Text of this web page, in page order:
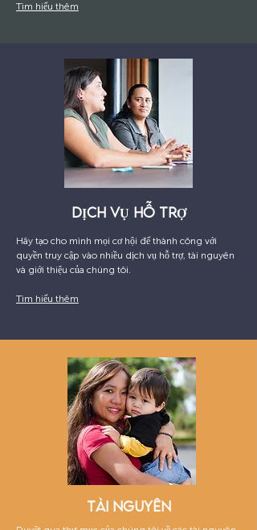
Tìm hiểu thêm
DỊCH VỤ HỖ TRỢ
Hãy tạo cho mình mọi cơ hội để thành công với
quyền truy cập vào nhiều dịch vụ hỗ trợ, tài nguyên
và giới thiệu của chúng tôi.
Tìm hiểu thêm
TÀI NGUYÊN